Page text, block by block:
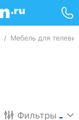
/ Мебель для
Фильтры